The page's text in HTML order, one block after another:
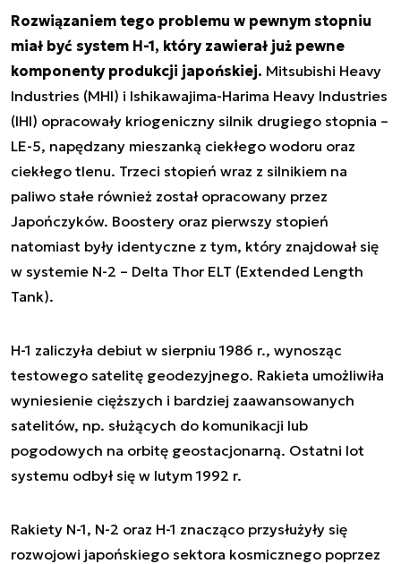
Rozwiązaniem tego problemu w pewnym stopniu
miał być system H-1, który zawierał już pewne
komponenty produkcji japońskiej. Mitsubishi Heavy
Industries (MHI) i Ishikawajima-Harima Heavy Industries
(IHI) opracowały kriogeniczny silnik drugiego stopnia –
LE-5, napędzany mieszanką ciekłego wodoru oraz
ciekłego tlenu. Trzeci stopień wraz z silnikiem na
paliwo stałe również został opracowany przez
Japończyków. Boostery oraz pierwszy stopień
natomiast były identyczne z tym, który znajdował się
w systemie N-2 – Delta Thor ELT (Extended Length
Tank).
H-1 zaliczyła debiut w sierpniu 1986 r., wynosząc
testowego satelitę geodezyjnego. Rakieta umożliwiła
wyniesienie cięższych i bardziej zaawansowanych
satelitów, np. służących do komunikacji lub
pogodowych na orbitę geostacjonarną. Ostatni lot
systemu odbył się w lutym 1992 r.
Rakiety N-1, N-2 oraz H-1 znacząco przysłużyły się
rozwojowi japońskiego sektora kosmicznego poprzez